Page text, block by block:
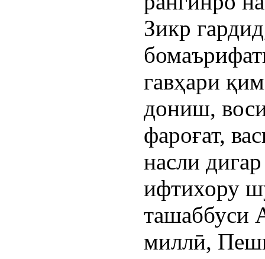
Зикр
гавҳари
дониш,
фароғат,
насли
ифтихору
ташаббуси
миллӣ,